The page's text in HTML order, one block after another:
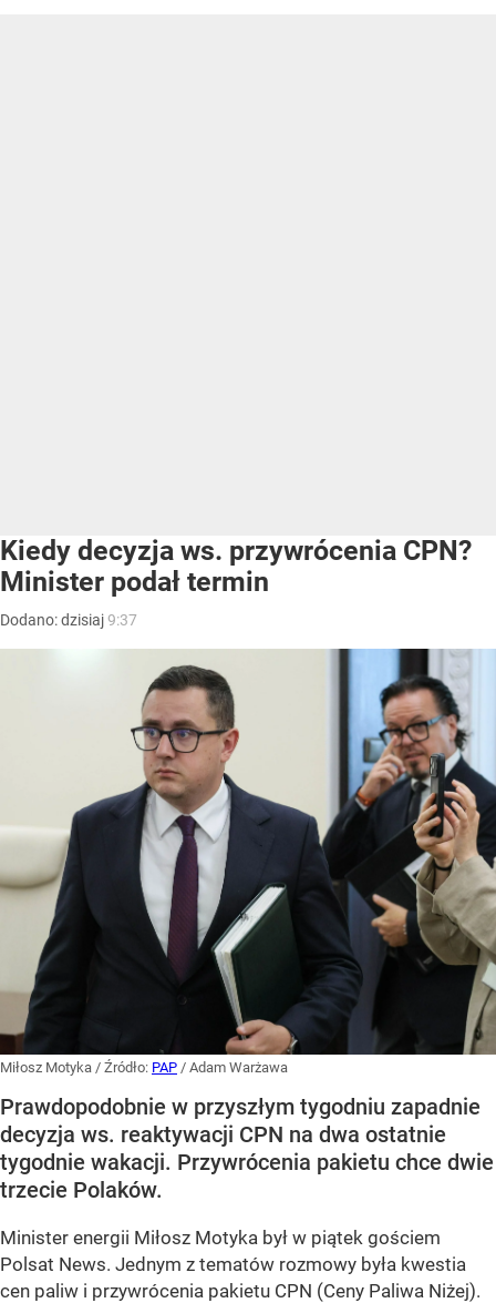
Kiedy decyzja ws. przywrócenia CPN?
Minister podał termin
Dodano:dzisiaj9:37
Miłosz Motyka / Źródło: PAP / Adam Warżawa
Prawdopodobnie w przyszłym tygodniu zapadnie
decyzja ws. reaktywacji CPN na dwa ostatnie
tygodnie wakacji. Przywrócenia pakietu chce dwie
trzecie Polaków.
Minister energii Miłosz Motyka był w piątek gościem
Polsat News. Jednym z tematów rozmowy była kwestia
cen paliw i przywrócenia pakietu CPN (Ceny Paliwa Niżej).